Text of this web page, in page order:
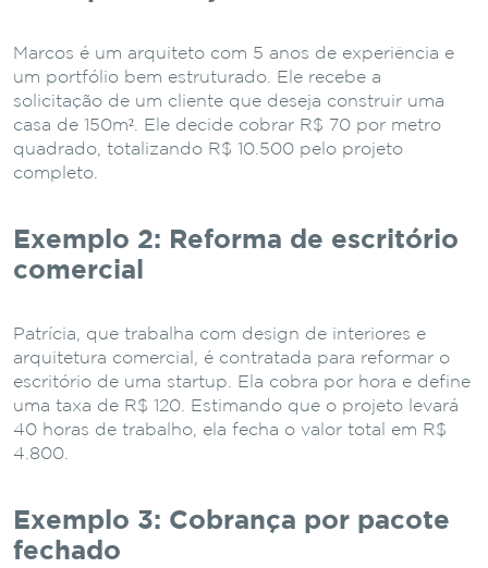
Marcos é um arquiteto com 5 anos de experiência e
um portfólio bem estruturado. Ele recebe a
solicitação de um cliente que deseja construir uma
casa de 150m². Ele decide cobrar R$ 70 por metro
quadrado, totalizando R$ 10.500 pelo projeto
completo.
Exemplo 2: Reforma de escritório
comercial
Patrícia, que trabalha com design de interiores e
arquitetura comercial, é contratada para reformar o
escritório de uma startup. Ela cobra por hora e define
uma taxa de R$ 120. Estimando que o projeto levará
40 horas de trabalho, ela fecha o valor total em R$
4.800.
Exemplo 3: Cobrança por pacote
fechado